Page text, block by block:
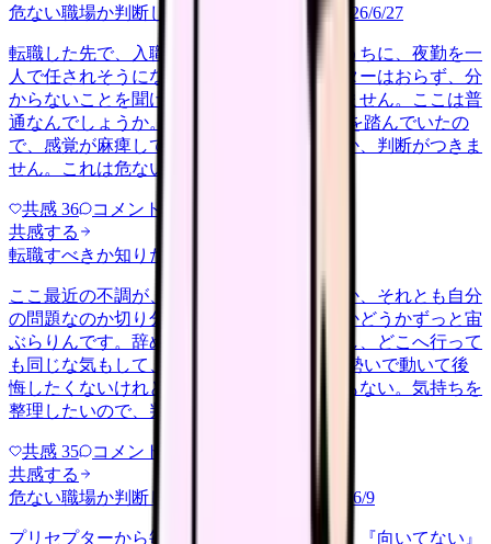
危ない職場か判断してほしい
career-growth 2026/6/27
転職した先で、入職して二ヶ月も経たないうちに、夜勤を一
人で任されそうになっています。プリセプターはおらず、分
からないことを聞ける相手も日によっていません。ここは普
通なんでしょうか。 前の職場はもっと段階を踏んでいたの
で、感覚が麻痺しているのか自分が甘いのか、判断がつきま
せん。これは危ない環境なのか…
共感 36 コメント
共感する
転職すべきか知りたい
ここ最近の不調が、職場の環境のせいなのか、それとも自分
の問題なのか切り分けられず、転職すべきかどうかずっと宙
ぶらりんです。辞めれば楽になる気もするし、どこへ行って
も同じな気もして、決め手がありません。 勢いで動いて後
悔したくないけれど、このまま留まる根拠もない。気持ちを
整理したいので、判断材料の集…
共感 35 コメント
共感する
危ない職場か判断してほしい
2026/6/9
プリセプターから毎日のように『辞めれば』『向いてない』